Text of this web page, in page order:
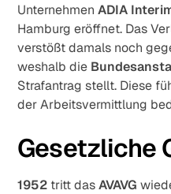
UnternehmenADIA
Hamburg eröffnet. Das
verstößt damals noch
weshalb die
Strafantrag stellt. Diese
der Arbeitsvermittlung
Gesetzliche
1952 tritt dasAVAVG